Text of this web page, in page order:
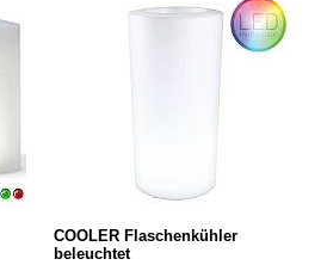
COOLER Flaschenkühler
beleuchtet